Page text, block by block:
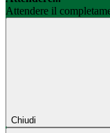
Attendere il
Chiudi